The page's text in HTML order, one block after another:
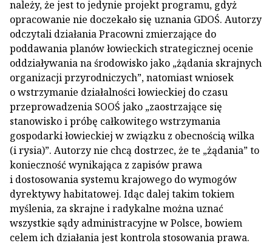
należy, że jest to jedynie projekt programu, gdyż
opracowanie nie doczekało się uznania GDOŚ. Autorzy
odczytali działania Pracowni zmierzające do
poddawania planów łowieckich strategicznej ocenie
oddziaływania na środowisko jako „żądania skrajnych
organizacji przyrodniczych”, natomiast wniosek
o wstrzymanie działalności łowieckiej do czasu
przeprowadzenia SOOŚ jako „zaostrzające się
stanowisko i próbę całkowitego wstrzymania
gospodarki łowieckiej w związku z obecnością wilka
(i rysia)”. Autorzy nie chcą dostrzec, że te „żądania” to
konieczność wynikająca z zapisów prawa
i dostosowania systemu krajowego do wymogów
dyrektywy habitatowej. Idąc dalej takim tokiem
myślenia, za skrajne i radykalne można uznać
wszystkie sądy administracyjne w Polsce, bowiem
celem ich działania jest kontrola stosowania prawa.